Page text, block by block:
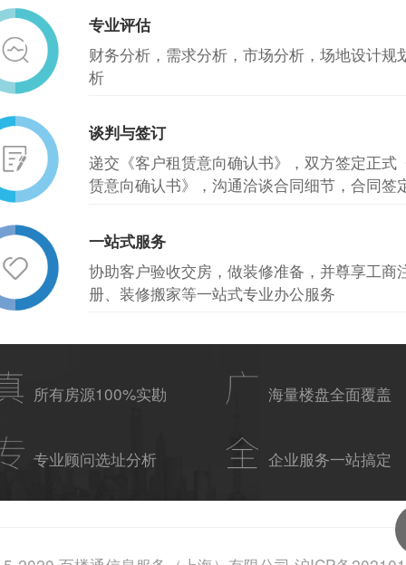
专业评估
财务分析，需求分析，市场分析，场地设计规
析
谈判与签订
递交《客户租赁意向确认书》，双方签定正式
赁意向确认书》，沟通洽谈合同细节，合同签
一站式服务
协助客户验收交房，做装修准备，并尊享工商
册、装修搬家等一站式专业办公服务
所有房源100%实勘 海量楼盘全面覆盖
专业顾问选址分析 企业服务一站搞定